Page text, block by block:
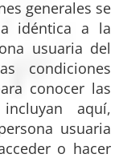
generales se
idéntica a la
usuaria del
condiciones
conocer las
aquí,
usuaria
o hacer